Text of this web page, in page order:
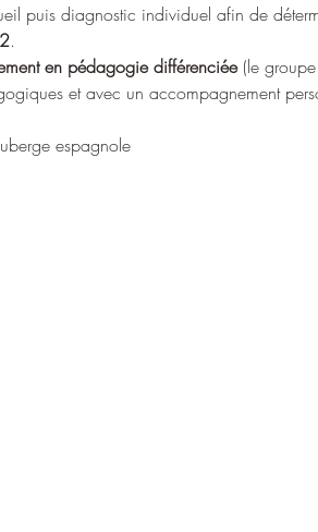
puis diagnostic individuel afin de
.
en pédagogie différenciée (le groupe
et avec un accompagnement
espagnole